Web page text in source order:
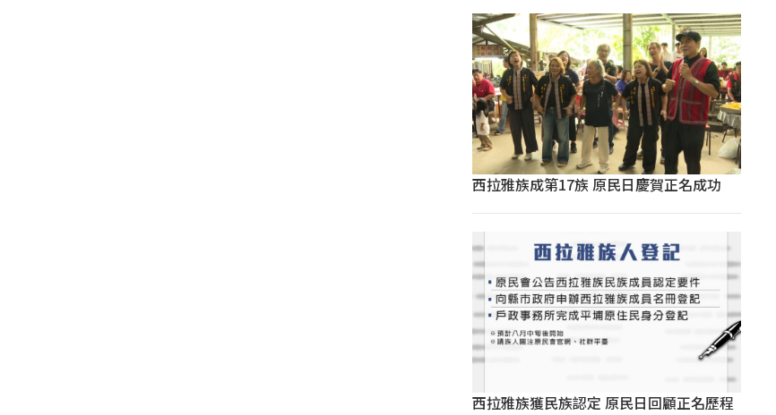
西拉雅族成第17族 原民日慶賀正名成功
西拉雅族獲民族認定 原民日回顧正名歷程